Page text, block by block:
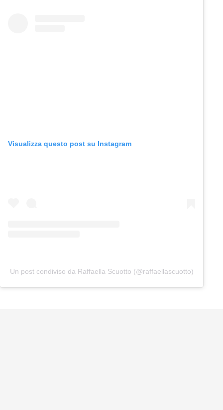
Visualizza questo post su Instagram
Un post condiviso da Raffaella Scuotto (@raffaellascuotto)